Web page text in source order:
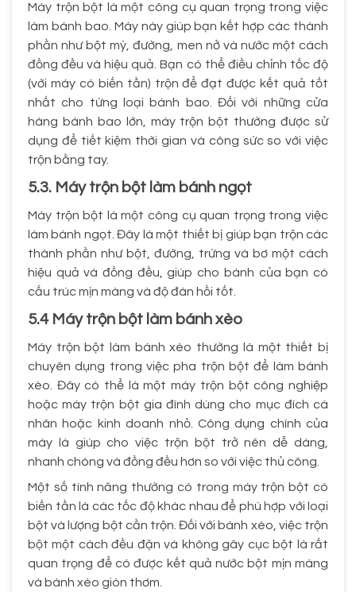
Máy trộn bột là một công cụ quan trọng trong việc
làm bánh bao. Máy này giúp bạn kết hợp các thành
phần như bột mỳ, đường, men nở và nước một cách
đồng đều và hiệu quả. Bạn có thể điều chỉnh tốc độ
(với máy có biến tần) trộn để đạt được kết quả tốt
nhất cho từng loại bánh bao. Đối với những cửa
hàng bánh bao lớn, máy trộn bột thường được sử
dụng để tiết kiệm thời gian và công sức so với việc
trộn bằng tay.
5.3. Máy trộn bột làm bánh ngọt
Máy trộn bột là một công cụ quan trọng trong việc
làm bánh ngọt. Đây là một thiết bị giúp bạn trộn các
thành phần như bột, đường, trứng và bơ một cách
hiệu quả và đồng đều, giúp cho bánh của bạn có
cấu trúc mịn màng và độ đàn hồi tốt.
5.4 Máy trộn bột làm bánh xèo
Máy trộn bột làm bánh xèo thường là một thiết bị
chuyên dụng trong việc pha trộn bột để làm bánh
xèo. Đây có thể là một máy trộn bột công nghiệp
hoặc máy trộn bột gia đình dùng cho mục đích cá
nhân hoặc kinh doanh nhỏ. Công dụng chính của
máy là giúp cho việc trộn bột trở nên dễ dàng,
nhanh chóng và đồng đều hơn so với việc thủ công.
Một số tính năng thường có trong máy trộn bột có
biến tần là các tốc độ khác nhau để phù hợp với loại
bột và lượng bột cần trộn. Đối với bánh xèo, việc trộn
bột một cách đều đặn và không gây cục bột là rất
quan trọng để có được kết quả nước bột mịn màng
và bánh xèo giòn thơm.